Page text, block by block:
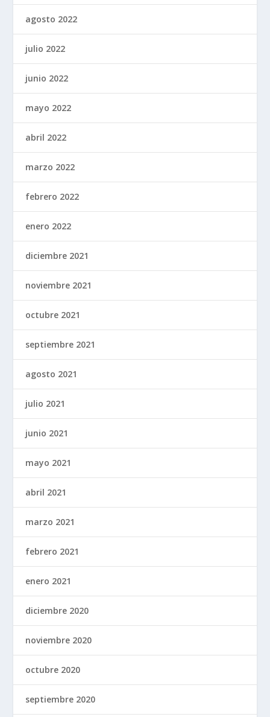
agosto 2022
julio 2022
junio 2022
mayo 2022
abril 2022
marzo 2022
febrero 2022
enero 2022
diciembre 2021
noviembre 2021
octubre 2021
septiembre 2021
agosto 2021
julio 2021
junio 2021
mayo 2021
abril 2021
marzo 2021
febrero 2021
enero 2021
diciembre 2020
noviembre 2020
octubre 2020
septiembre 2020